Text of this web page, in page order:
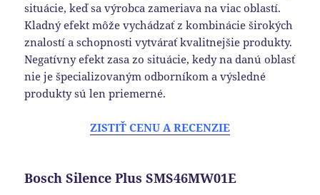
situácie, keď sa výrobca zameriava na viac oblastí.
Kladný efekt môže vychádzať z kombinácie širokých
znalostí a schopnosti vytvárať kvalitnejšie produkty.
Negatívny efekt zasa zo situácie, kedy na danú oblasť
nie je špecializovaným odborníkom a výsledné
produkty sú len priemerné.
ZISTIŤ CENU A RECENZIE
Bosch Silence Plus SMS46MW01E